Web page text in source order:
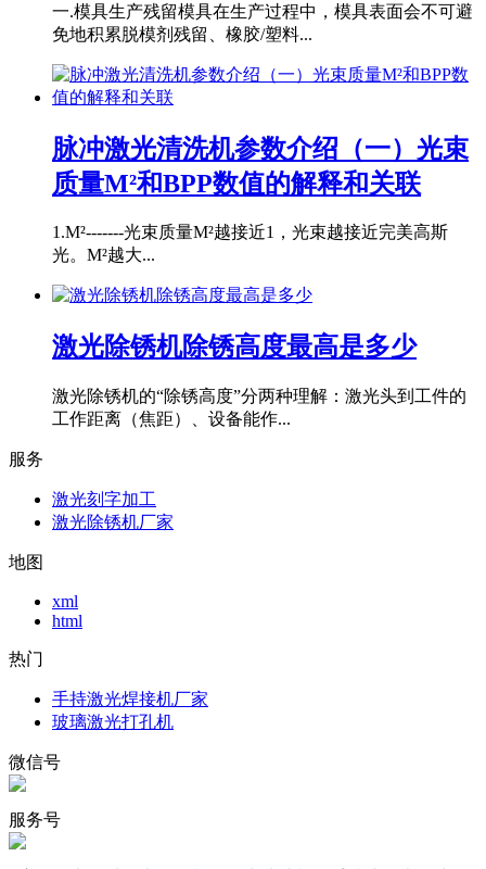
一.模具生产残留模具在生产过程中，模具表面会不可避
免地积累脱模剂残留、橡胶/塑料...
脉冲激光清洗机参数介绍（一）光束
质量M²和BPP数值的解释和关联
1.M²-------光束质量M²越接近1，光束越接近完美高斯
光。M²越大...
激光除锈机除锈高度最高是多少
激光除锈机的“除锈高度”分两种理解：激光头到工件的
工作距离（焦距）、设备能作...
服务
激光刻字加工
激光除锈机厂家
地图
xml
html
热门
手持激光焊接机厂家
玻璃激光打孔机
微信号
服务号